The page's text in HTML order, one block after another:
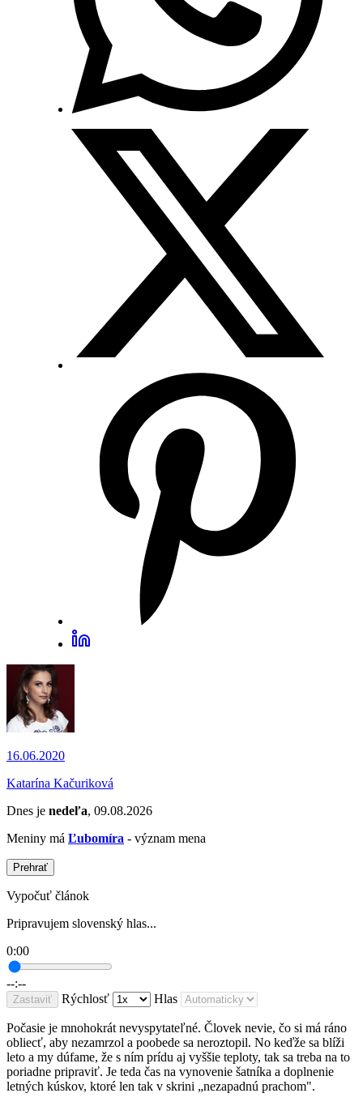
16.06.2020
Katarína Kačuriková
Dnes je nedeľa, 09.08.2026
Meniny má Ľubomíra - význam mena
Prehrať
Vypočuť článok
Pripravujem slovenský hlas...
0:00
--:--
Zastaviť Rýchlosť Hlas
Počasie je mnohokrát nevyspytateľné. Človek nevie, čo si má ráno
obliecť, aby nezamrzol a poobede sa neroztopil. No keďže sa blíži
leto a my dúfame, že s ním prídu aj vyššie teploty, tak sa treba na to
poriadne pripraviť. Je teda čas na vynovenie šatníka a doplnenie
letných kúskov, ktoré len tak v skrini „nezapadnú prachom".